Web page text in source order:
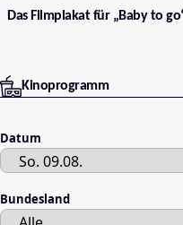
Das Filmplakat für „Baby to
Kinoprogramm
Datum
Bundesland